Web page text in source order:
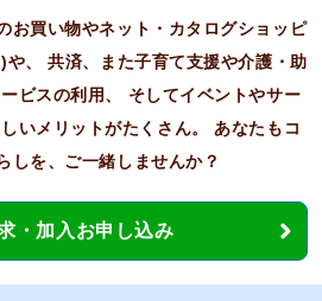
お買い物やネット・カタログショッピ
)や、共済、また子育て支援や介護・助
ビスの利用、
そしてイベントやサー
いメリットがたくさん。
あなたもコ
しを、ご一緒しませんか？
・加入お申し込み